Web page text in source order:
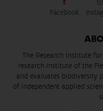
Facebook
The Research Institute
research institute of the
and evaluates biodiversity
of independent applied